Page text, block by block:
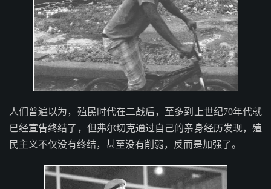
人们普遍以为，殖民时代在二战后，至多到上世纪70年代就
已经宣告终结了，但弗尔切克通过自己的亲身经历发现，殖
民主义不仅没有终结，甚至没有削弱，反而是加强了。